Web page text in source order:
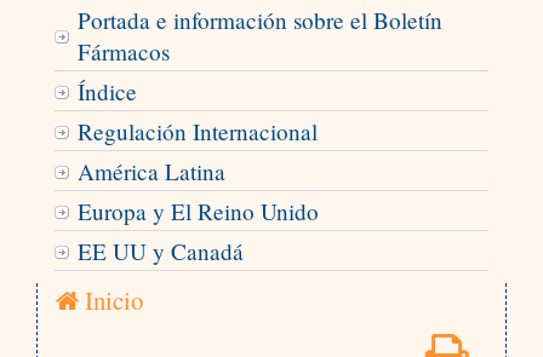
Portada e información sobre el Boletín
Fármacos
Índice
Regulación Internacional
América Latina
Europa y El Reino Unido
EE UU y Canadá
Inicio